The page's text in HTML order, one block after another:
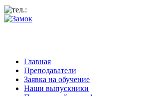
Главная
Преподаватели
Заявка на обучение
Наши выпускники